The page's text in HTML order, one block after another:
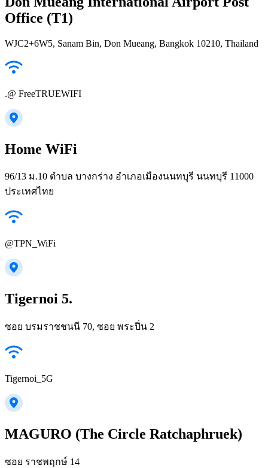
Office (T1)
WJC2+6W5, Sanam Bin, Don Mueang, Bangkok 10210, Thailand
.@ FreeTRUEWIFI
Home WiFi
96/13 ม.10 ตำบล บางกร่าง อำเภอเมืองนนทบุรี นนทบุรี 11000
ประเทศไทย
@TPN_WiFi
Tigernoi 5.
ซอย บรมราชชนนี 70, ซอย พระปิ่น 2
Tigernoi_5G
MAGURO (The Circle Ratchaphruek)
ซอย ราชพฤกษ์ 14